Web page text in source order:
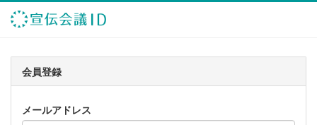
会員登録
メールアドレス